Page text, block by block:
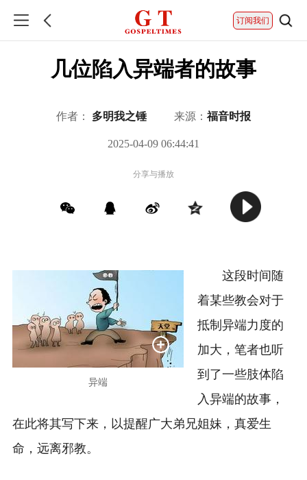
订阅我们
几位陷入异端者的故事
作者： 多明我之锤 来源： 福音时报
2025-04-09 06:44:41
分享与播放
异端
这段时间随
着某些教会对于
抵制异端力度的
加大，笔者也听
到了一些肢体陷
入异端的故事，
在此将其写下来，以提醒广大弟兄姐妹，真爱生
命，远离邪教。